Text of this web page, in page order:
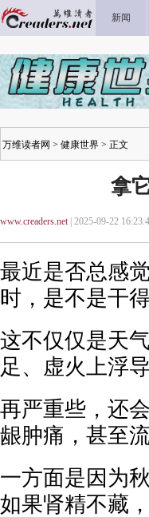
新闻
万维读者网 > 健康世界 > 正文
拿
www.creaders.net| 2025-09-22
最近是否总感
时，是不是干
这不仅仅是天
足、虚火上浮导
再严重些，还
龈肿痛，甚至
一方面是因为
如果肾精不藏